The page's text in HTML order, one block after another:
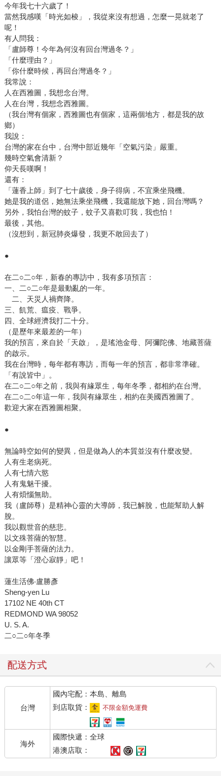
今年我七十六歲了！
當然我感嘆「時光如梭」，我從來沒有想過，怎麼一晃就老了
呢！
有人問我：
「盧師尊！今年為何沒有回台灣過冬？」
「什麼理由？」
「你什麼時候，再回台灣過冬？」
我常說：
人在西雅圖，我想念台灣。
人在台灣，我想念西雅圖。
（我台灣有個家，西雅圖也有個家，這兩個地方，都是我的故
鄉）
我說：
台灣的家在台中，台灣中部近幾年「空氣污染」嚴重。
幾時空氣會清新？
仰天長嘆啊！
還有：
「蓮香上師」到了七十歲後，身子得病，不宜乘坐飛機。
她是我的道侶，她無法乘坐飛機，我還能放下她，回台灣嗎？
另外，我怕台灣的蚊子，蚊子又喜歡叮我，我也怕！
最後，其他。
（沒想到，新冠肺炎爆發，我更不敢回去了）
●
在二○二○年，新春的專訪中，我有多項預言：
一、二○二○年是最動亂的一年。
二、天災人禍齊降。
三、飢荒、瘟疫、戰爭。
四、全球經濟我打二十分。
（是歷年來最差的一年）
我的預言，來自於「天啟」，是瑤池金母、阿彌陀佛、地藏菩薩
的啟示。
我在台灣時，每年都有專訪，而每一年的預言，都非常準確。
「有說皆中」。
在二○二○年之前，我與有緣眾生，每年冬季，都相約在台灣。
在二○二○年這一年，我與有緣眾生，相約在美國西雅圖了。
歡迎大家在西雅圖相聚。
●
無論時空如何的變異，但是做為人的本質並沒有什麼改變。
人有生老病死。
人有七情六慾
人有鬼魅干擾。
人有煩惱無助。
我（盧師尊）是精神心靈的大導師，我已解脫，也能幫助人解
脫。
我以觀世音的慈悲。
以文殊菩薩的智慧。
以金剛手菩薩的法力。
讓眾等「澄心寂靜」吧！
蓮生活佛‧盧勝彥
Sheng-yen Lu
17102 NE 40th CT
REDMOND WA 98052
U. S. A.
二○二○年冬季
配送方式
台灣
國內宅配：本島、離島
到店取貨：
不限金額免運費
海外
國際快遞：全球
港澳店取：